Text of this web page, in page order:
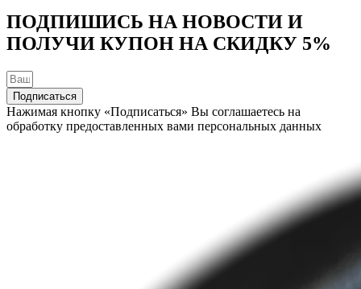
ПОДПИШИСЬ НА НОВОСТИ И
ПОЛУЧИ КУПОН НА СКИДКУ 5%
Подписаться
Нажимая кнопку «Подписаться» Вы соглашаетесь на
обработку предоставленных вами персональных данных